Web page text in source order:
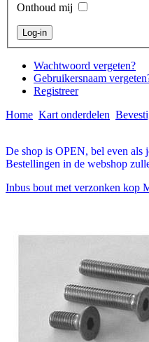
Onthoud mij
Wachtwoord vergeten?
Gebruikersnaam
Registreer
Home Kart onderdelen
De shop is OPEN, bel even als
Bestellingen in de webshop
Inbus bout met verzonken kop